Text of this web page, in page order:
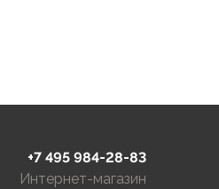
+7 495 984-28-83
Интернет-магазин